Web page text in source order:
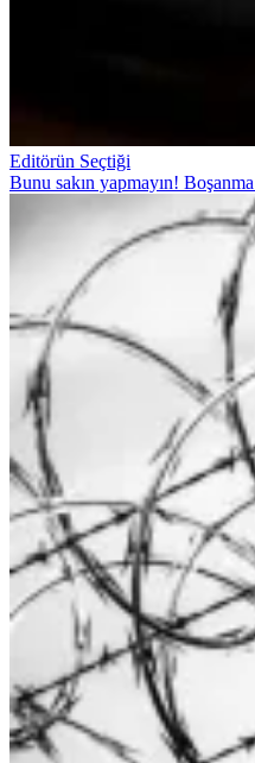
Editörün Seçtiği
Bunu sakın yapmayın!